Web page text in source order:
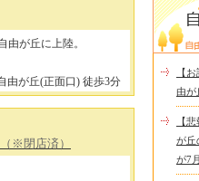
が丘に上陸。
由が丘(正面口) 徒歩3分
（※閉店済）
術をお
Le
今年も
ら美味
https://
土曜
じまり
【 平
【
由が
【
が丘
が7